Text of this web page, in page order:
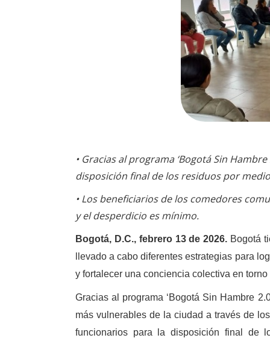
• Gracias al programa ‘Bogotá Sin
disposición final de los residuos por
• Los beneficiarios de los comedores
y el desperdicio es mínimo.
Bogotá, D.C., febrero 13 de 2026. Bogotá
llevado a cabo diferentes estrategias para
y fortalecer una conciencia colectiva en
Gracias al programa ‘Bogotá Sin Hambre
más vulnerables de la ciudad a través de
funcionarios para la disposición final de